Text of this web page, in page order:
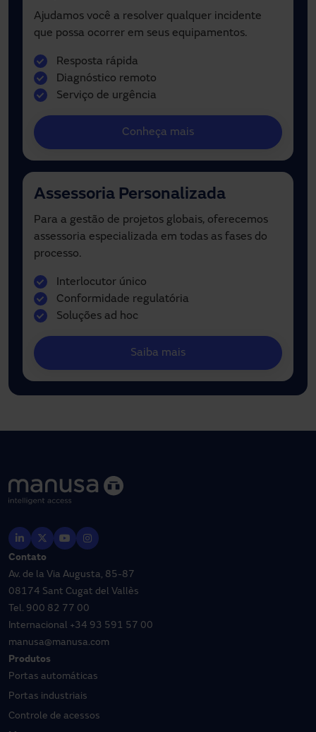
Ajudamos você a resolver qualquer incidente
que possa ocorrer em seus equipamentos.
Resposta rápida
Diagnóstico remoto
Serviço de urgência
Conheça mais
Assessoria Personalizada
Para a gestão de projetos globais, oferecemos
assessoria especializada em todas as fases do
processo.
Interlocutor único
Conformidade regulatória
Soluções ad hoc
Saiba mais
Contato
Av. de la Via Augusta, 85-87
08174 Sant Cugat del Vallès
Tel. 900 82 77 00
Internacional +34 93 591 57 00
manusa@manusa.com
Produtos
Portas automáticas
Portas industriais
Controle de acessos